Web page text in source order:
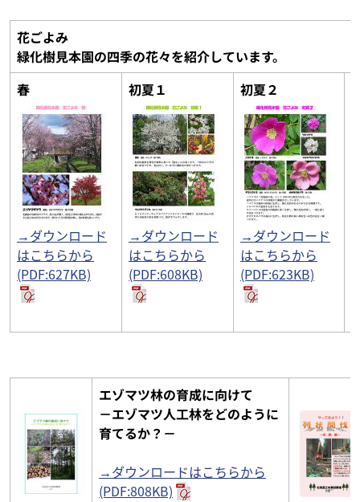
花ごよみ
緑化樹見本園の四季の花々を紹介しています。
春
→ダウンロード
はこちらから
(PDF:627KB)
初夏１
→ダウンロード
はこちらから
(PDF:608KB)
初夏２
→ダウンロード
はこちらから
(PDF:623KB)
エゾマツ林の育成に向けて
－エゾマツ人工林をどのように
育てるか？－
→ダウンロードはこちらから
(PDF:808KB)